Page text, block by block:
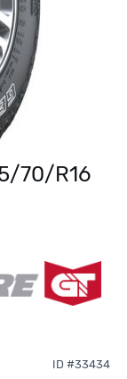
70/R16
ID #33434